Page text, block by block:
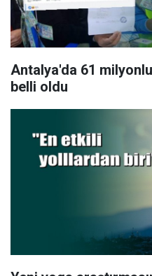
Antalya'da 61
belli oldu